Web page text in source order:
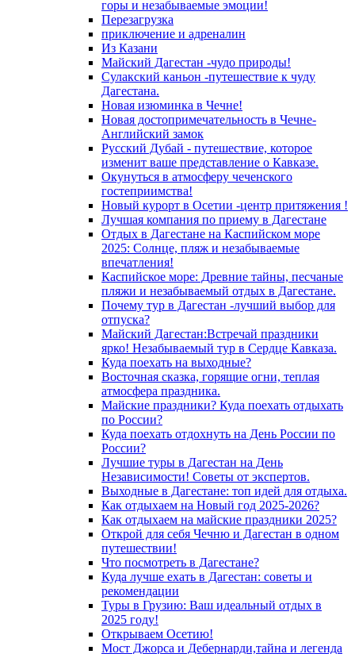
горы и незабываемые эмоции!
Перезагрузка
приключение и адреналин
Из Казани
Майский Дагестан -чудо природы!
Сулакский каньон -путешествие к чуду
Дагестана.
Новая изюминка в Чечне!
Новая достопримечательность в Чечне-
Английский замок
Русский Дубай - путешествие, которое
изменит ваше представление о Кавказе.
Окунуться в атмосферу чеченского
гостеприимства!
Новый курорт в Осетии -центр притяжения !
Лучшая компания по приему в Дагестане
Отдых в Дагестане на Каспийском море
2025: Солнце, пляж и незабываемые
впечатления!
Каспийское море: Древние тайны, песчаные
пляжи и незабываемый отдых в Дагестане.
Почему тур в Дагестан -лучший выбор для
отпуска?
Майский Дагестан:Встречай праздники
ярко! Незабываемый тур в Сердце Кавказа.
Куда поехать на выходные?
Восточная сказка, горящие огни, теплая
атмосфера праздника.
Майские праздники? Куда поехать отдыхать
по России?
Куда поехать отдохнуть на День России по
России?
Лучшие туры в Дагестан на День
Независимости! Советы от экспертов.
Выходные в Дагестане: топ идей для отдыха.
Как отдыхаем на Новый год 2025-2026?
Как отдыхаем на майские праздники 2025?
Открой для себя Чечню и Дагестан в одном
путешествии!
Что посмотреть в Дагестане?
Куда лучше ехать в Дагестан: советы и
рекомендации
Туры в Грузию: Ваш идеальный отдых в
2025 году!
Открываем Осетию!
Мост Джорса и Дебернарди,тайна и легенда